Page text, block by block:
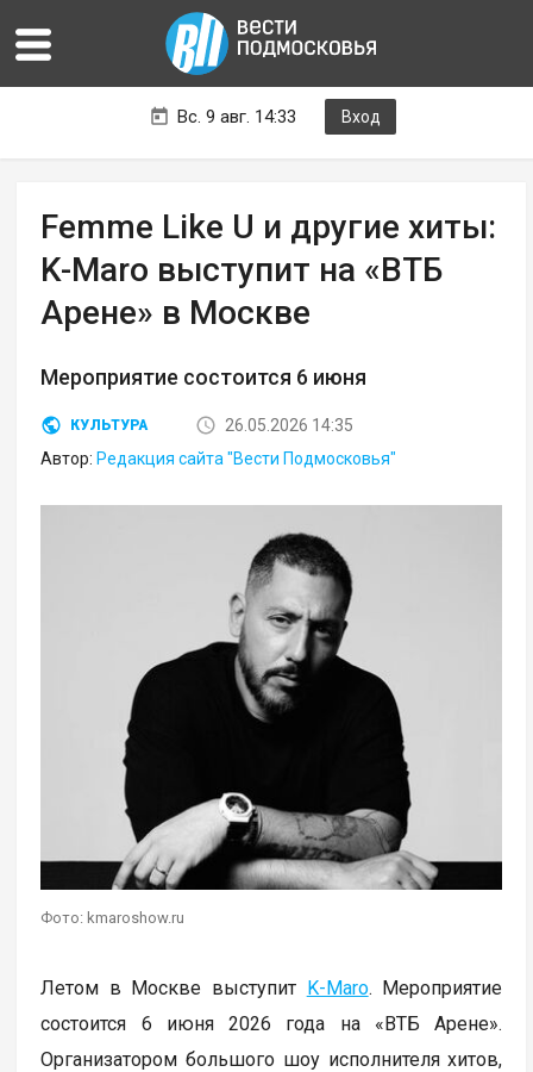
Вс. 9 авг. 14:33 Вход
Femme Like U и другие хиты:
K-Maro выступит на «ВТБ
Арене» в Москве
Мероприятие состоится 6 июня
КУЛЬТУРА
26.05.2026 14:35
Автор: Редакция сайта "Вести Подмосковья"
Фото: kmaroshow.ru
Летом в Москве выступит K-Maro. Мероприятие
состоится 6 июня 2026 года на «ВТБ Арене».
Организатором большого шоу исполнителя хитов,